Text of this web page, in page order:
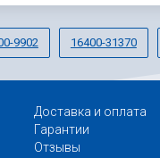
9902 16400-31370
Доставка и оплата
Гарантии
Отзывы